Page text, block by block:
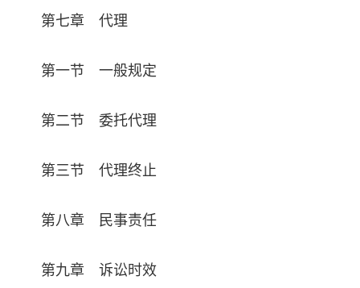
第七章 代理
第一节 一般规定
第二节 委托代理
第三节 代理终止
第八章 民事责任
第九章 诉讼时效